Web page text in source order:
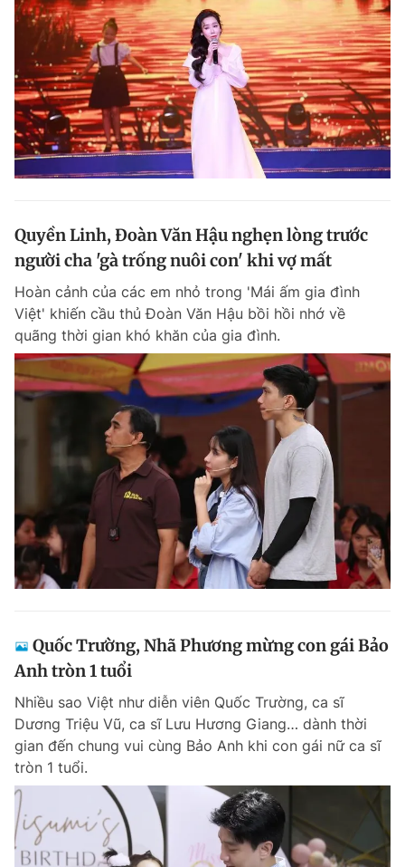
Quyền Linh, Đoàn Văn Hậu nghẹn lòng trước
người cha 'gà trống nuôi con' khi vợ mất
Hoàn cảnh của các em nhỏ trong 'Mái ấm gia đình
Việt' khiến cầu thủ Đoàn Văn Hậu bồi hồi nhớ về
quãng thời gian khó khăn của gia đình.
Quốc Trường, Nhã Phương mừng con gái Bảo
Anh tròn 1 tuổi
Nhiều sao Việt như diễn viên Quốc Trường, ca sĩ
Dương Triệu Vũ, ca sĩ Lưu Hương Giang… dành thời
gian đến chung vui cùng Bảo Anh khi con gái nữ ca sĩ
tròn 1 tuổi.